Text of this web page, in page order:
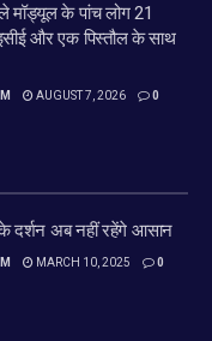
मॉड्यूल के पांच लोग 21
और एक पिस्तौल के साथ
AUGUST 7, 2026 0
दर्शन अब नहीं रहेंगे आसान
MARCH 10, 2025 0